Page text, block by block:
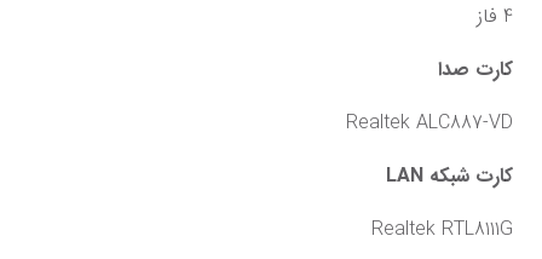
4 فاز
کارت صدا
Realtek ALC887-VD
کارت شبکه LAN
Realtek RTL8111G